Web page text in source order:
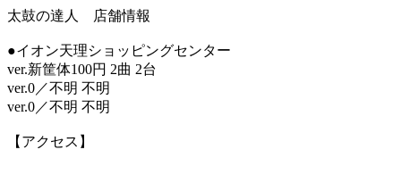
太鼓の達人 店舗情報
●イオン天理ショッピングセンター
ver.新筐体100円 2曲 2台
ver.0／不明 不明
ver.0／不明 不明
【アクセス】